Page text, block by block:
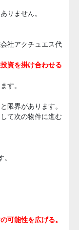
りません。
社アクチュエス代
資を掛け合わせる
す。
限界があります。
て次の物件に進む
可能性を広げる。